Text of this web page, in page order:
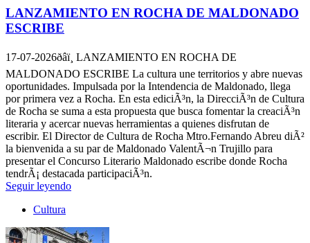
LANZAMIENTO EN ROCHA DE MALDONADO
ESCRIBE
17-07-2026ðâï¸ LANZAMIENTO EN ROCHA DE
MALDONADO ESCRIBE La cultura une territorios y abre nuevas
oportunidades. Impulsada por la Intendencia de Maldonado, llega
por primera vez a Rocha. En esta ediciÃ³n, la DirecciÃ³n de Cultura
de Rocha se suma a esta propuesta que busca fomentar la creaciÃ³n
literaria y acercar nuevas herramientas a quienes disfrutan de
escribir. El Director de Cultura de Rocha Mtro.Fernando Abreu diÃ²
la bienvenida a su par de Maldonado ValentÃ¬n Trujillo para
presentar el Concurso Literario Maldonado escribe donde Rocha
tendrÃ¡ destacada participaciÃ³n.
Seguir leyendo
Cultura